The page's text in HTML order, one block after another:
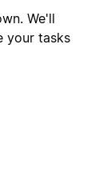
We'll
your tasks